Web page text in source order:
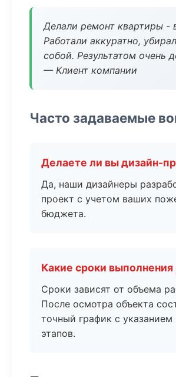
Делали ремонт квартиры -
Работали аккуратно,
собой. Результатом очень
— Клиент компании
Часто задаваемые
Делаете ли вы дизайн-
Да, наши дизайнеры
проект с учетом ваших
бюджета.
Какие сроки выполнения
Сроки зависят от объема
После осмотра объекта
точный график с указанием
этапов.